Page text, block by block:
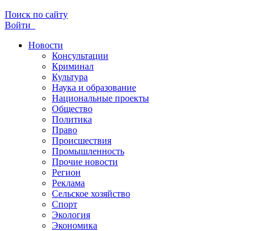
Поиск по сайту
Войти
Новости
Консультации
Криминал
Культура
Наука и образование
Национальные проекты
Общество
Политика
Право
Происшествия
Промышленность
Прочие новости
Регион
Реклама
Сельское хозяйство
Спорт
Экология
Экономика